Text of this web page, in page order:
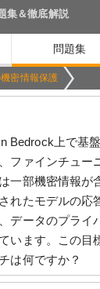
集＆徹底解説
問題集
密情報保護
Bedrock上で基
ファインチュー
一部機密情報が
れたモデルの応
データのプライ
います。この目
は何ですか？